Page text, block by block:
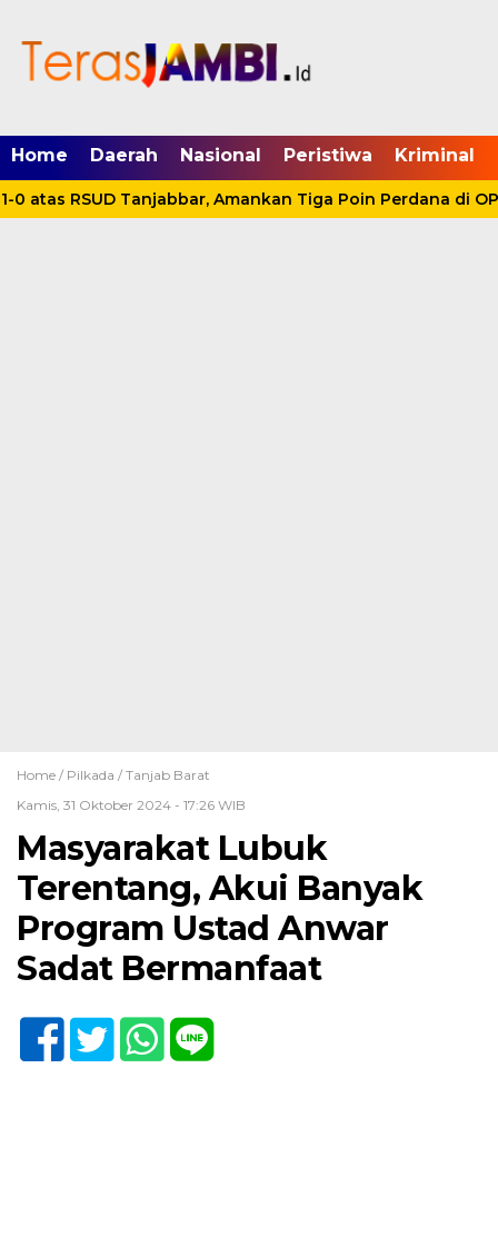
Home Daerah Nasional Peristiwa Kriminal
atas RSUD Tanjabbar, Amankan Tiga Poin Perdana di
Home / Pilkada / Tanjab Barat
Kamis, 31 Oktober 2024 - 17:26 WIB
Masyarakat Lubuk
Terentang, Akui Banyak
Program Ustad Anwar
Sadat Bermanfaat